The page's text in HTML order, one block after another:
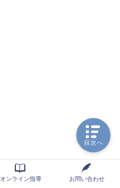
オンライン指導 お問い合わせ
目次へ